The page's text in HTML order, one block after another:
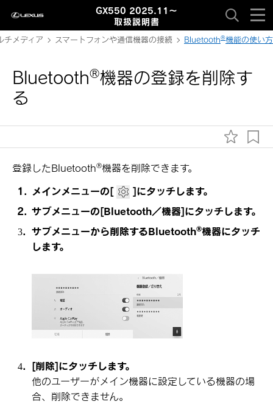
GX550 2025.11～
取扱説明書
チメディア スマートフォンや通信機器の接続 Bluetooth‍®機能の使い方
Bluetooth‍®機器の登録を削除す
る
登録したBluetooth‍®機器を削除できます。
メインメニューの[‍ ‍]にタッチします。
サブメニューの[‍Bluetooth／機器‍]にタッチします。
サブメニューから削除するBluetooth‍®機器にタッチ
します。
[‍削除‍]にタッチします。
他のユーザーがメイン機器に設定している機器の場
合、削除できません。